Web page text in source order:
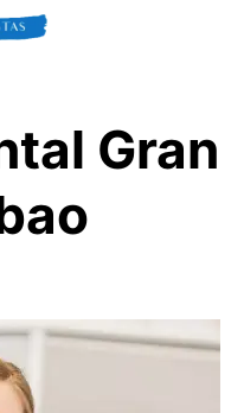
Gran